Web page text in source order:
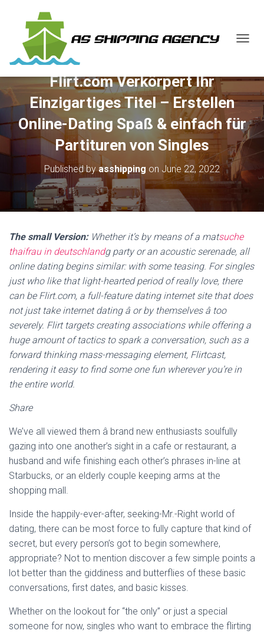
G
L
E
A
V
A
T
Flirt.com Verkörpert Ihr
Einzigartiges Titel – Erstellen
Online-Dating Spaß & einfach für
Partituren von Singles
Published byasshipping on June 22, 2022
The small Version: Whether it’s by means of a matsuche
thaifrau in deutschlandg party or an acoustic serenade, all
online dating begins similar: with some teasing. For singles
just who like that light-hearted period of really love, there
can be Flirt.com, a full-feature dating internet site that does
not just take internet dating â or by themselves â too
severely. Flirt targets creating associations while offering a
huge amount of tactics to spark a conversation, such as a
forward thinking mass-messaging element, Flirtcast,
rendering it easy to find some one fun wherever you’re in
the entire world.
Share
We’ve all viewed them â brand new enthusiasts soulfully
gazing into one another’s sight in a cafe or restaurant, a
husband and wife finishing each other’s phrases in-line at
Starbucks, or an elderly couple keeping arms at the
shopping mall.
Inside the happily-ever-after, seeking-Mr.-Right world of
dating, there can be most force to fully capture that kind of
secret, but every person’s got to begin somewhere,
appropriate? Not to mention discover a few simple points a
lot better than the giddiness and butterflies of these basic
conversations, first dates, and basic kisses.
Whether on the lookout for “the only” or just a special
someone for now, singles who want to embrace the flirting